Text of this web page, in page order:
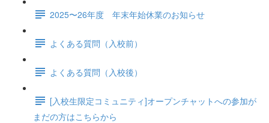
2025〜26年度 年末年始休業のお知らせ
よくある質問（入校前）
よくある質問（入校後）
[入校生限定コミュニティ]オープンチャットへの参加が
まだの方はこちらから